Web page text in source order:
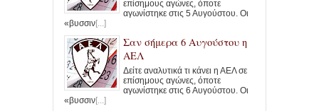
επίσημους αγώνες, όποτε
αγωνίστηκε στις 5 Αυγούστου. Οι
«βυσσιν[...]
Σαν σήμερα 6 Αυγούστου η
ΑΕΛ
Δείτε αναλυτικά τι κάνει η ΑΕΛ σε
επίσημους αγώνες, όποτε
αγωνίστηκε στις 6 Αυγούστου. Οι
«βυσσιν[...]